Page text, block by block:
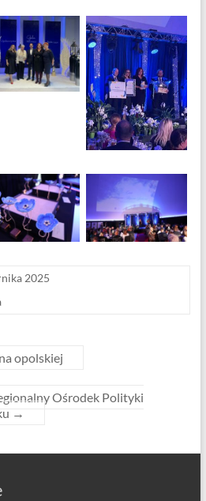
2025
opolskiej
Ośrodek Polityki
→